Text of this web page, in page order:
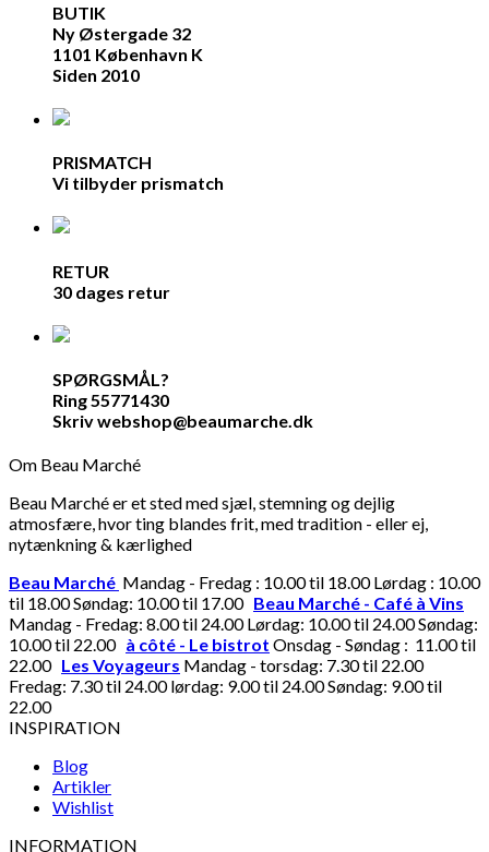
BUTIK
Ny Østergade 32
1101 København K
Siden 2010
PRISMATCH
Vi tilbyder prismatch
RETUR
30 dages retur
SPØRGSMÅL?
Ring 55771430
Skriv webshop@beaumarche.dk
Om Beau Marché
Beau Marché er et sted med sjæl, stemning og dejlig
atmosfære, hvor ting blandes frit, med tradition - eller ej,
nytænkning & kærlighed
Beau Marché Mandag - Fredag : 10.00 til 18.00 Lørdag : 10.00
til 18.00 Søndag: 10.00 til 17.00 Beau Marché - Café à Vins
Mandag - Fredag: 8.00 til 24.00 Lørdag: 10.00 til 24.00 Søndag:
10.00 til 22.00 à côté - Le bistrot Onsdag - Søndag : 11.00 til
22.00 Les Voyageurs Mandag - torsdag: 7.30 til 22.00
Fredag: 7.30 til 24.00 lørdag: 9.00 til 24.00 Søndag: 9.00 til
22.00
INSPIRATION
Blog
Artikler
Wishlist
INFORMATION